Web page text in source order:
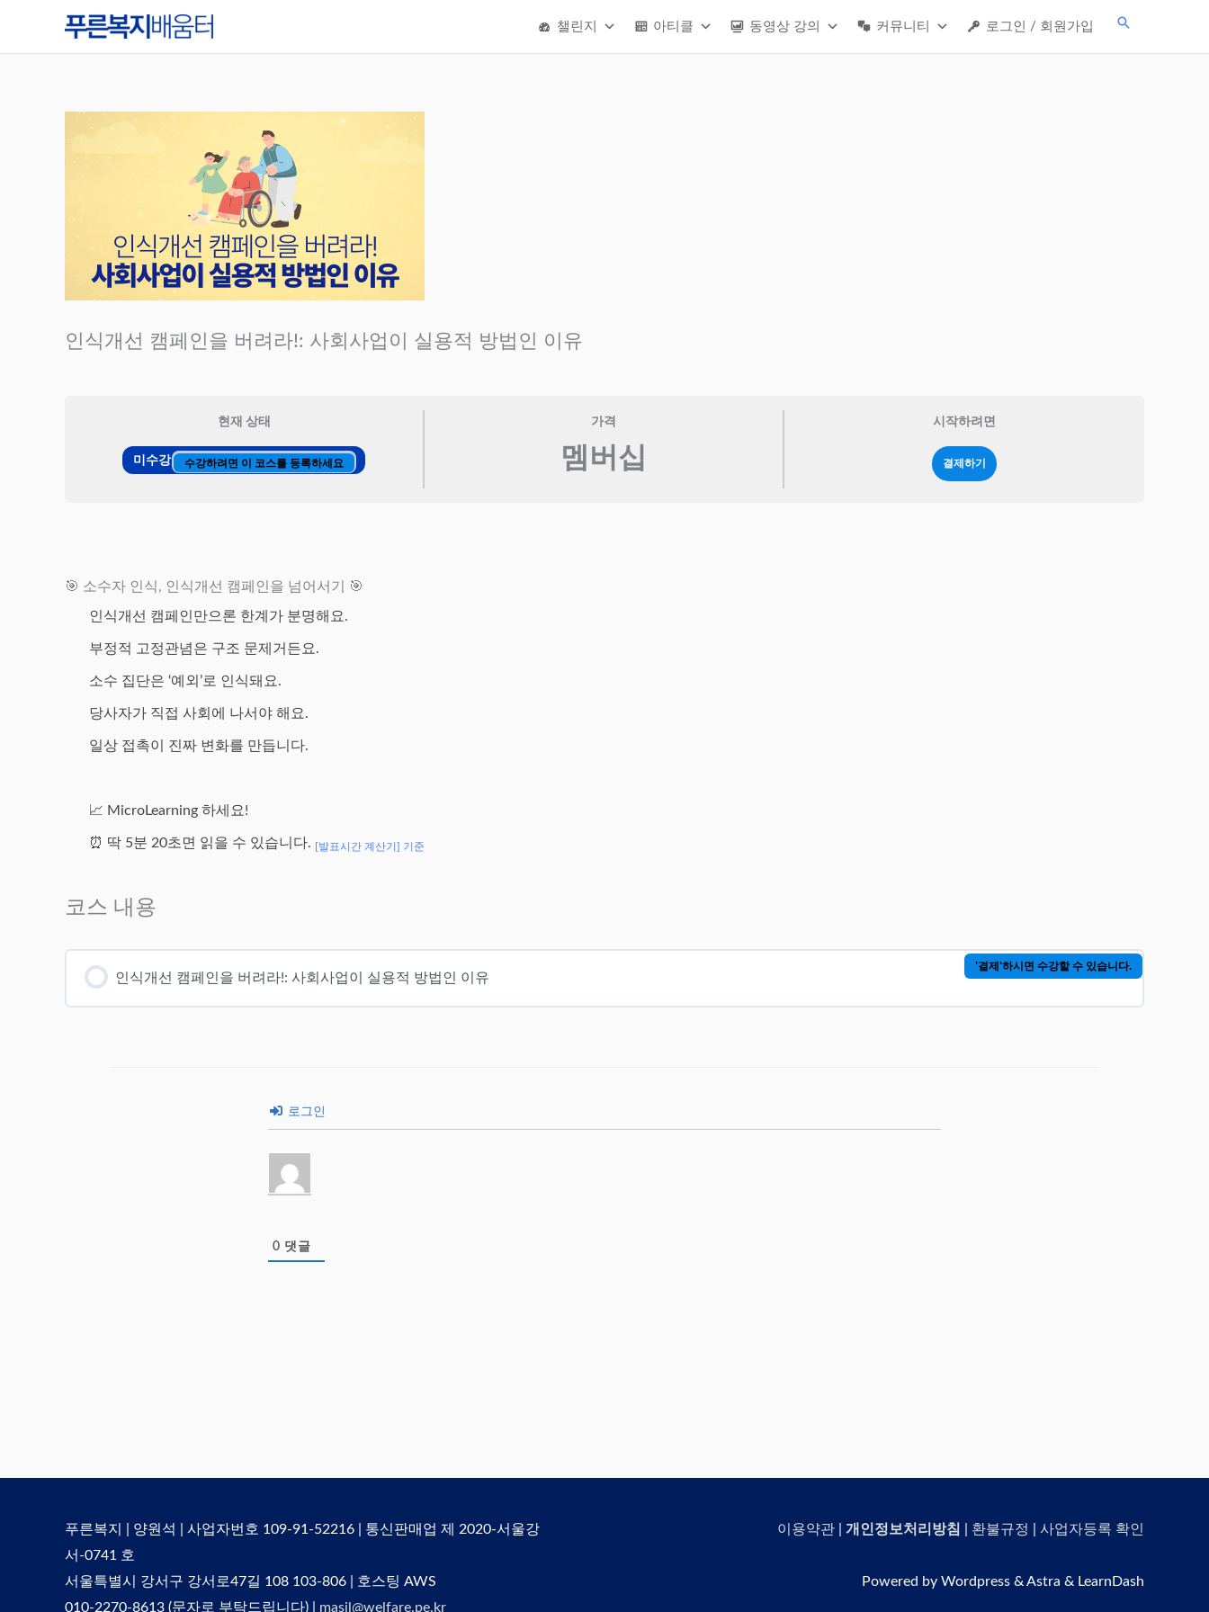
챌린지 아티클 동영상 강의 커뮤니티 로그인 / 회원가입
검
인식개선 캠페인을 버려라!: 사회사업이 실용적 방법인 이유
현재 상태
미수강 수강하려면 이 코스를 등록하세요
가격
멤버십
시작하려면
결제하기
🎯 소수자 인식, 인식개선 캠페인을 넘어서기 🎯
인식개선 캠페인만으론 한계가 분명해요.
부정적 고정관념은 구조 문제거든요.
소수 집단은 ‘예외’로 인식돼요.
당사자가 직접 사회에 나서야 해요.
일상 접촉이 진짜 변화를 만듭니다.
📈 MicroLearning 하세요!
⏰ 딱 5분 20초면 읽을 수 있습니다. [발표시간 계산기] 기준
코스 내용
인식개선 캠페인을 버려라!: 사회사업이 실용적 방법인 이유
'결제'하시면 수강할 수 있습니다.
로그인
0 댓글
푸른복지 | 양원석 | 사업자번호 109-91-52216 | 통신판매업 제 2020-서울강
서-0741 호
서울특별시 강서구 강서로47길 108 103-806 | 호스팅 AWS
010-2270-8613 (문자로 부탁드립니다) | masil@welfare.pe.kr
이용약관 개인정보처리방침 환불규정 사업자등록 확인
Powered by Wordpress & Astra & LearnDash